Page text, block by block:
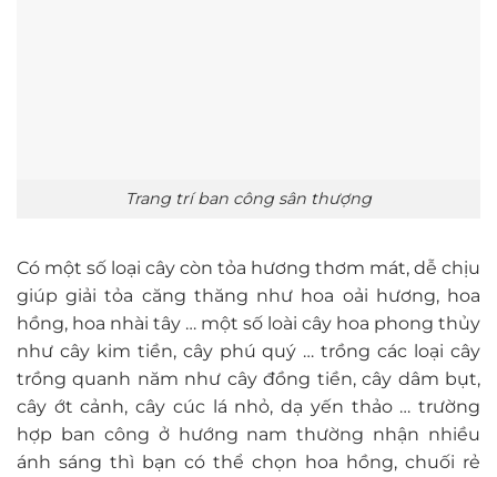
Trang trí ban công sân thượng
Có một số loại cây còn tỏa hương thơm mát, dễ chịu
giúp giải tỏa căng thăng như hoa oải hương, hoa
hồng, hoa nhài tây … một số loài cây hoa phong thủy
như cây kim tiền, cây phú quý … trồng các loại cây
trồng quanh năm như cây đồng tiền, cây dâm bụt,
cây ớt cảnh, cây cúc lá nhỏ, dạ yến thảo … trường
hợp ban công ở hướng nam thường nhận nhiều
ánh sáng thì bạn có thể chọn hoa hồng, chuối rẻ